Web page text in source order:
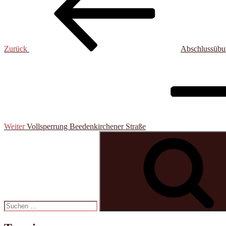
Zurück
Weiter Vollsperrung Beeden­kirchener Straße